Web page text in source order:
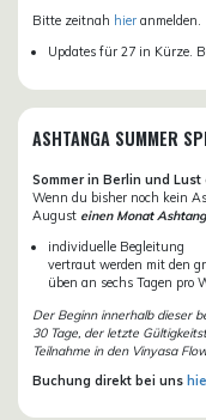
Bitte zeitnah hier anmelden.
Updates für 27 in Kürze.
ASHTANGA SUMMER
Sommer in Berlin und
Wenn du bisher noch kein
August einen Monat
individuelle Begleitung
vertraut werden mit den
üben an sechs Tagen pro
Der Beginn innerhalb dieser
30 Tage, der letzte
Teilnahme in den Vinyasa
Buchung direkt bei uns